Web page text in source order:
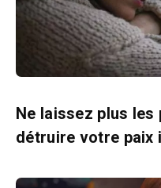
Ne laissez plus
détruire votre paix